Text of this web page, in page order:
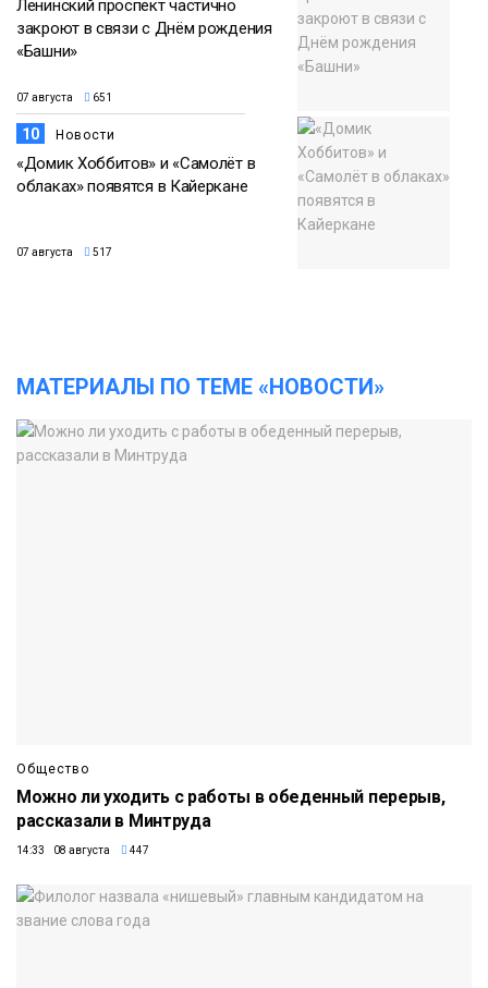
Ленинский проспект частично
закроют в связи с Днём рождения
«Башни»
07 августа 651
10 Новости
«Домик Хоббитов» и «Самолёт в
облаках» появятся в Кайеркане
07 августа 517
МАТЕРИАЛЫ ПО ТЕМЕ «НОВОСТИ»
Общество
Можно ли уходить с работы в обеденный перерыв,
рассказали в Минтруда
14:33 08 августа 447